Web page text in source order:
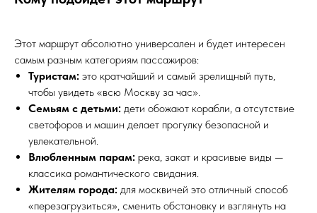
Этот маршрут абсолютно универсален и будет интересен
самым разным категориям пассажиров:
Туристам: это кратчайший и самый зрелищный путь,
чтобы увидеть «всю Москву за час».
Семьям с детьми: дети обожают корабли, а отсутствие
светофоров и машин делает прогулку безопасной и
увлекательной.
Влюбленным парам: река, закат и красивые виды —
классика романтического свидания.
Жителям города: для москвичей это отличный способ
«перезагрузиться», сменить обстановку и взглянуть на